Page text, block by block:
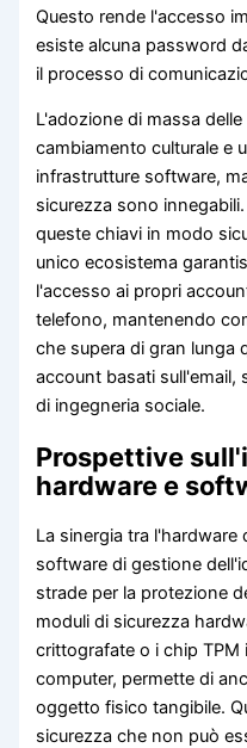
Questo rende l'accesso
esiste alcuna password
il processo di
L'adozione di massa
cambiamento culturale e
infrastrutture software,
sicurezza sono
queste chiavi in modo
unico ecosistema
l'accesso ai propri
telefono, mantenendo
che supera di gran lunga
account basati sull'email,
di ingegneria sociale.
Prospettive
hardware e
La sinergia tra l'hardware
software di gestione
strade per la protezione
moduli di sicurezza
crittografate o i chip TPM
computer, permette di
oggetto fisico tangibile.
sicurezza che non può